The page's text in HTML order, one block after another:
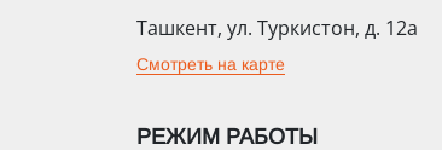
Ташкент, ул. Туркистон, д. 12а
Смотреть на карте
РЕЖИМ РАБОТЫ